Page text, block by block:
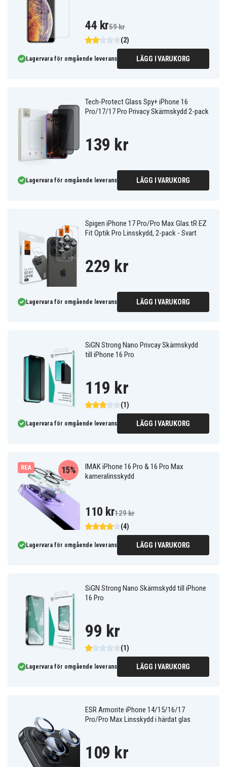
(2)
44 kr59 kr
Lagervara för omgående leverans LÄGG I VARUKORG
Tech-Protect Glass Spy+ iPhone 16
Pro/17/17 Pro Privacy Skärmskydd 2-pack
139 kr
Lagervara för omgående leverans LÄGG I VARUKORG
Spigen iPhone 17 Pro/Pro Max Glas.tR EZ
Fit Optik Pro Linsskydd, 2-pack - Svart
229 kr
Lagervara för omgående leverans LÄGG I VARUKORG
SiGN Strong Nano Privcay Skärmskydd
till iPhone 16 Pro
(1)
119 kr
Lagervara för omgående leverans LÄGG I VARUKORG
REA
IMAK iPhone 16 Pro & 16 Pro Max
kameralinsskydd
(4)
15%
110 kr129 kr
Lagervara för omgående leverans LÄGG I VARUKORG
SiGN Strong Nano Skärmskydd till iPhone
16 Pro
(1)
99 kr
Lagervara för omgående leverans LÄGG I VARUKORG
ESR Armorite iPhone 14/15/16/17
Pro/Pro Max Linsskydd i härdat glas
109 kr